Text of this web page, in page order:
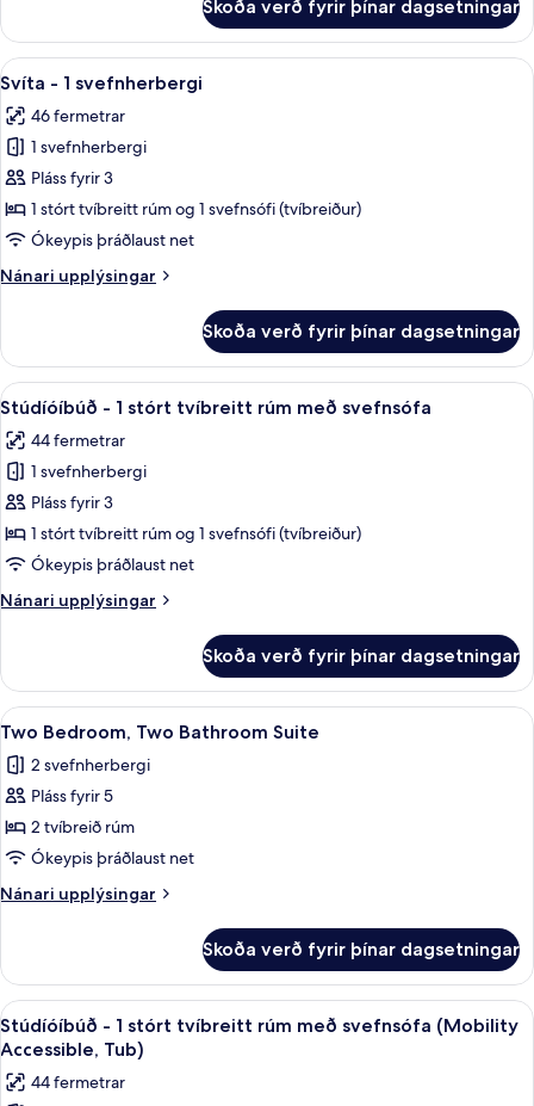
Bedroom,
Two
Bathroom
High
Floor
Skoða verð fyrir þínar dagsetningar
Skoða
allar
myndir
fyrir
Svíta
-
1
Öryggishólf í herbergi, skrifborð,
5
Svíta - 1 svefnherbergi
46 fermetrar
1 svefnherbergi
Pláss fyrir 3
1 stórt tvíbreitt rúm og 1 svefnsófi (tvíbreiður)
Ókeypis þráðlaust net
Nánari upplýsingar
Nánari
-
svefnherbergi
Skoða verð fyrir þínar dagsetningar
Skoða
allar
myndir
fyrir
Stúdíóíbúð
-
1
tvíbreitt
svefnsófa
Öryggishólf í herbergi, skrifborð,
7
Stúdíóíbúð - 1 stórt tvíbreitt rúm með svefnsófa
44 fermetrar
1 svefnherbergi
Pláss fyrir 3
1 stórt tvíbreitt rúm og 1 svefnsófi (tvíbreiður)
Ókeypis þráðlaust net
Nánari upplýsingar
Nánari
-
stórt
rúm
með
Skoða verð fyrir þínar dagsetningar
Skoða
allar
myndir
fyrir
Two
Bedroom,
Two
Bathroom
40-tommu LED-sjónvarp með
7
Two Bedroom, Two Bathroom Suite
2 svefnherbergi
Pláss fyrir 5
2 tvíbreið rúm
Ókeypis þráðlaust net
Nánari upplýsingar
Nánari
Bedroom,
Two
Bathroom
Suite
Skoða verð fyrir þínar dagsetningar
Skoða
allar
myndir
fyrir
Öryggishólf í herbergi, skrifborð,
7
Stúdíóíbúð - 1 stórt tvíbreitt rúm með svefnsófa (Mobility
Accessible, Tub)
44 fermetrar